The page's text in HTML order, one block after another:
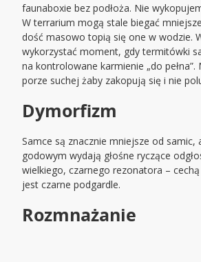
faunaboxie bez podłoża. Nie
W terrarium mogą stale biegać
dość masowo topią się one w wodzie.
wykorzystać moment, gdy termitówki
na kontrolowane karmienie „do pełna”.
porze suchej żaby zakopują się i nie
Dymorfizm
Samce są znacznie mniejsze od samic,
godowym wydają głośne ryczące
wielkiego, czarnego rezonatora –
jest czarne podgardle.
Rozmnażanie